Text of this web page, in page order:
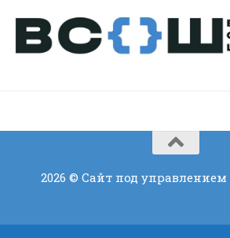
2026 © Сайт под управлением